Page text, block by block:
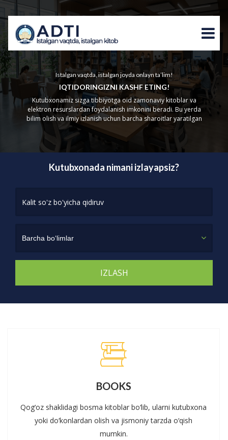
Istalgan vaqtda, istalgan joyda onlayn ta’lim!
IQTIDORINGIZNI KASHF ETING!
Kutubxonamiz sizga tibbiyotga oid zamonaviy kitoblar va
elektron resurslardan foydalanish imkonini beradi. Bu yerda
bilim olish va ilmiy izlanish uchun barcha sharoitlar yaratilgan
Kutubxonada nimani izlayapsiz?
Barcha bo‘limlar
BOOKS
Qog‘oz shaklidagi bosma kitoblar bo‘lib, ularni kutubxona
yoki do‘konlardan olish va jismoniy tarzda o‘qish
mumkin.